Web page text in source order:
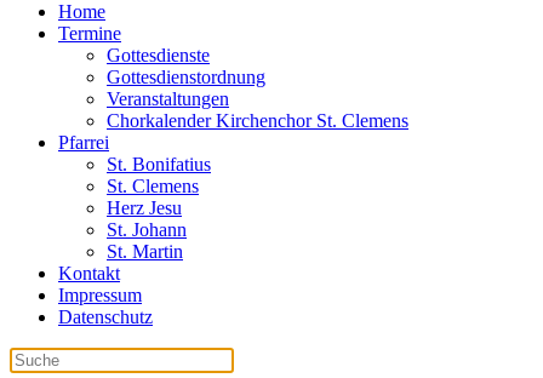
Home
Termine
Gottesdienste
Gottesdienstordnung
Veranstaltungen
Chorkalender Kirchenchor St. Clemens
Pfarrei
St. Bonifatius
St. Clemens
Herz Jesu
St. Johann
St. Martin
Kontakt
Impressum
Datenschutz